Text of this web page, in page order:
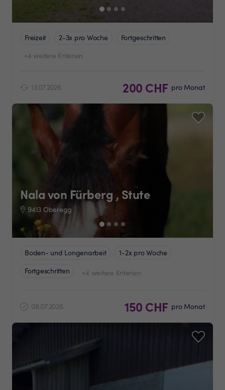
Freizeit 2-3x pro Woche
Fortgeschritten
+4 weitere Kriterien
13.07.2026 200 CHF pro Monat
Nala von Fürberg , Stute
9413 Oberegg
Boden- und Longenarbeit
1-2x pro Woche
Fortgeschritten
+4 weitere Kriterien
08.07.2026 150 CHF pro Monat